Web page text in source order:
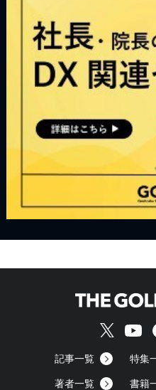
記事一覧 特集
著者一覧 書籍